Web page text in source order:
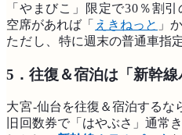
「やまびこ」限定で30％割引
空席があれば「 えきねっと 」
ただし、特に週末の普通車指
5．往復＆宿泊は「新幹線
大宮-仙台を往復＆宿泊するな
旧 回数券で「はやぶさ」通常